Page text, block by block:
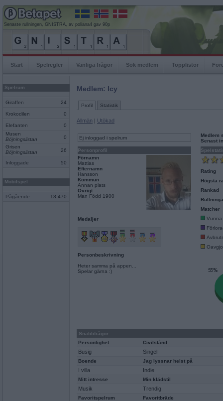
Senaste rullningen, GNISTRA, av poliana4 gav 90p
Start Spelregler Vanliga frågor Sök medlem Topplistor
Spelrum
Giraffen 24
Krokodilen 0
Elefanten
0
Musen
Böjningslistan
0
Grisen
Böjningslistan
26
Inloggade 50
Mobilspel
Pågående 18 470
Medlem: Icy
Profil Statistik
Allmän | Utökad
Ej inloggad i spelrum
Personprofil
Förnamn
Mattias
Efternamn
Hansson
Kommun
Annan plats
Övrigt
Man Född 1900
Medaljer
Personbeskrivning
Heter samma på appen...
Spelar gärna :)
Medlem
Senast
Rating
Högsta
Rankad
Matcher
Vunna
Snabbfrågor
Personlighet
Civilstånd
Busig Singel
Boende Jag lyssnar helst på
I villa Indie
Mitt intresse Min klädstil
Musik Trendig
Favoritspelrum Favoritbräde